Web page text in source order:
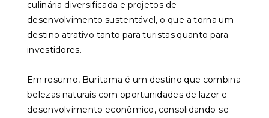
culinária diversificada e projetos de
desenvolvimento sustentável, o que a torna um
destino atrativo tanto para turistas quanto para
investidores.
Em resumo, Buritama é um destino que combina
belezas naturais com oportunidades de lazer e
desenvolvimento econômico, consolidando-se